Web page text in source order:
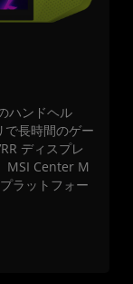
ハンドヘル
で長時間のゲー
ディスプレ
MSI Center M
ラットフォー